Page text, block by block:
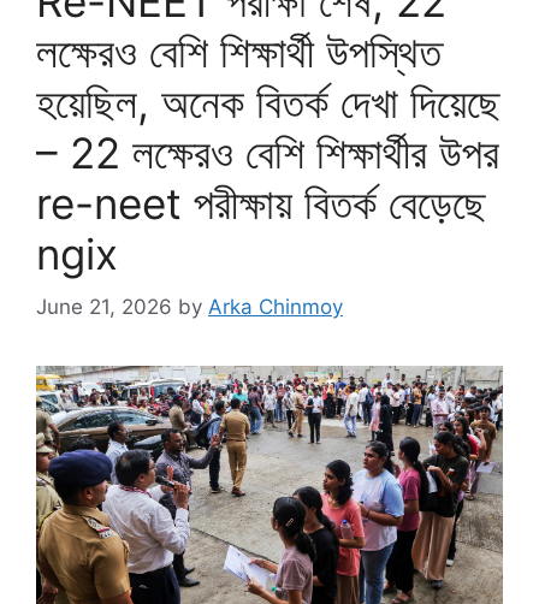
লক্ষেরও বেশি শিক্ষার্থী উপস্থিত
হয়েছিল, অনেক বিতর্ক দেখা দিয়েছে
– 22 লক্ষেরও বেশি শিক্ষার্থীর উপর
re-neet পরীক্ষায় বিতর্ক বেড়েছে
ngix
June 21, 2026 by Arka Chinmoy